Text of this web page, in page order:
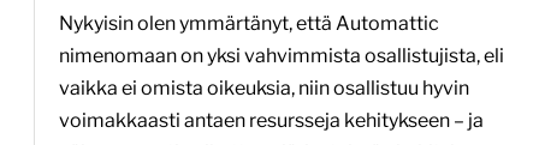
Nykyisin olen ymmärtänyt, että Automattic
nimenomaan on yksi vahvimmista osallistujista, eli
vaikka ei omista oikeuksia, niin osallistuu hyvin
voimakkaasti antaen resursseja kehitykseen – ja